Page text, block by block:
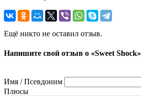
Ещё никто не оставил отзыв.
Напишите свой отзыв о «Sweet Shock»
Имя / Псевдоним
Плюсы